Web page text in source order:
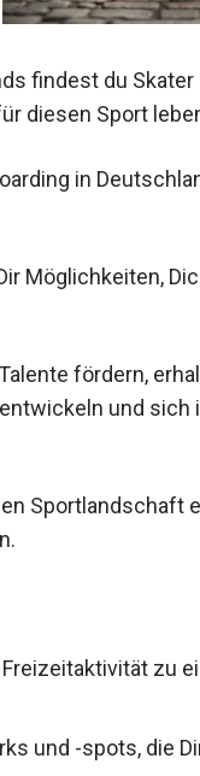
findest du
diesen Sport
in
Möglichkeiten,
fördern,
und sich
Sportlandschaft
zu
und -spots, die